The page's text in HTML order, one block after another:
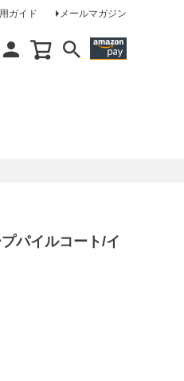
ガイド メールマガジン
パイルコート/イ